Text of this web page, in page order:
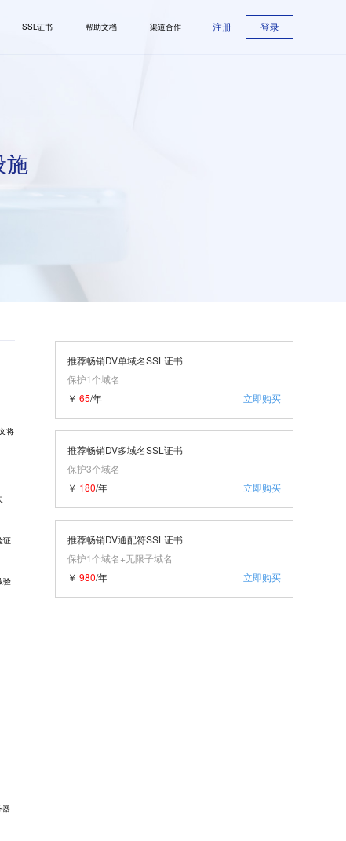
SSL证书 帮助文档 渠道合作 注册 登录
施
将
证
验
器
推荐畅销DV单域名SSL证书
保护1个域名
立即购买
￥ 65/年
推荐畅销DV多域名SSL证书
保护3个域名
立即购买
￥ 180/年
推荐畅销DV通配符SSL证书
保护1个域名+无限子域名
立即购买
￥ 980/年